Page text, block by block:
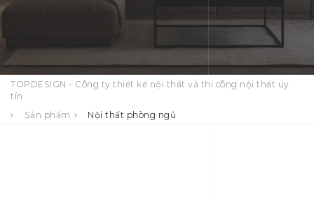
TOPDESIGN - Công ty thiết kế nội thất và thi công nội thất uy
tín
Sản phẩm
Nội thất phòng ngủ